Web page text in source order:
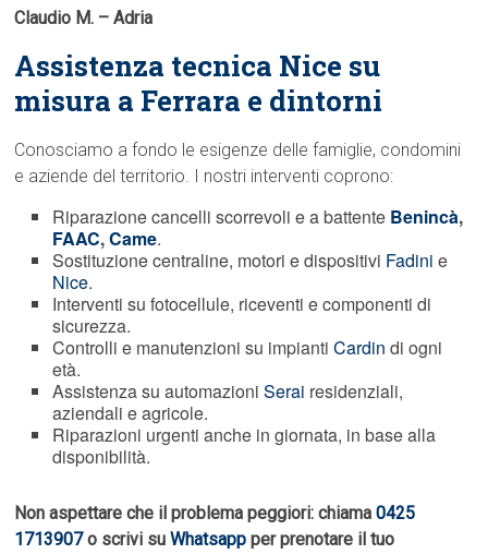
Claudio M. – Adria
Assistenza tecnica Nice su
misura a Ferrara e dintorni
Conosciamo a fondo le esigenze delle famiglie, condomini
e aziende del territorio. I nostri interventi coprono:
Riparazione cancelli scorrevoli e a battente Benincà,
FAAC,Came.
Sostituzione centraline, motori e dispositivi Fadini e
Nice.
Interventi su fotocellule, riceventi e componenti di
sicurezza.
Controlli e manutenzioni su impiantiCardin di ogni
età.
Assistenza su automazioniSerai residenziali,
aziendali e agricole.
Riparazioni urgenti anche in giornata, in base alla
disponibilità.
Non aspettare che il problema peggiori: chiama0425
1713907o scrivi suWhatsapp per prenotare il tuo